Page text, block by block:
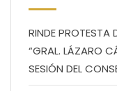
RINDE PROTESTA
“GRAL. LÁZARO
SESIÓN DEL